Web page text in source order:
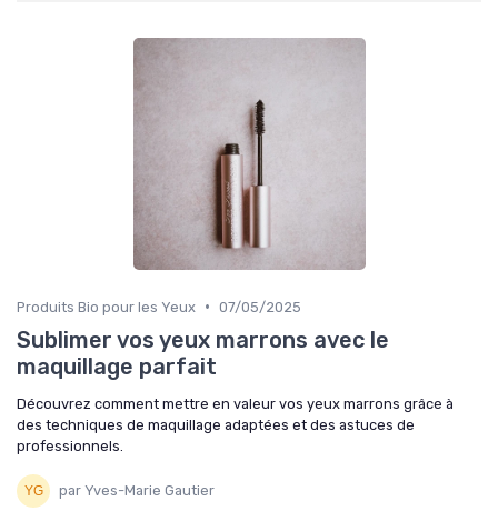
Produits Bio pour les Yeux • 07/05/2025
Sublimer vos yeux marrons avec le
maquillage parfait
Découvrez comment mettre en valeur vos yeux marrons grâce à
des techniques de maquillage adaptées et des astuces de
professionnels.
par Yves-Marie Gautier